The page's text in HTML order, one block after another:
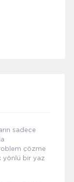
sadece
çözme
yönlü bir yaz